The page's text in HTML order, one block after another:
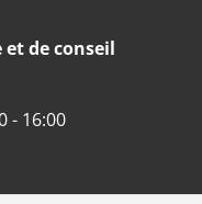
et de conseil
- 16:00